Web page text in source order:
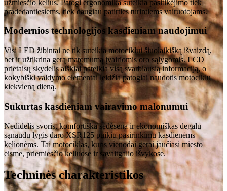
užmiesčio kelius. Patogi ergonomika suteikia pasitikėjimo tiek
pradedantiesiems, tiek daugiau patirties turintiems vairuotojams.
Modernios technologijos kasdieniam naudojimui
Visi LED žibintai ne tik suteikia motociklui šiuolaikišką išvaizdą,
bet ir užtikrina gerą matomumą įvairiomis oro sąlygomis. LCD
prietaisų skydelis aiškiai pateikia visą svarbiausią informaciją, o
kokybiški valdymo elementai leidžia patogiai naudotis motociklu
kiekvieną dieną.
Sukurtas kasdieniam vairavimo malonumui
Nedidelis svoris, komfortiška sėdėsena ir ekonomiškas degalų
sąnaudų lygis daro XSR125 puikiu pasirinkimu kasdienėms
kelionėms. Tai motociklas, kuris vienodai gerai jaučiasi miesto
eisme, priemiesčio keliuose ir savaitgalio išvykose.
Techninės charakteristikos